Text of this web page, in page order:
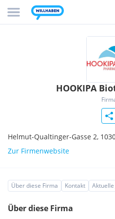
HOOKIPA
Helmut-Qualtinger-Gasse 2,
Zur Firmenwebsite
Über diese Firma Kontakt Aktuelle
Über diese Firma